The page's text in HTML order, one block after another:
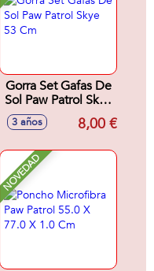
Gorra Set Gafas De
Sol Paw Patrol Skye
53 Cm
3 años 8,00 €
NOVEDAD